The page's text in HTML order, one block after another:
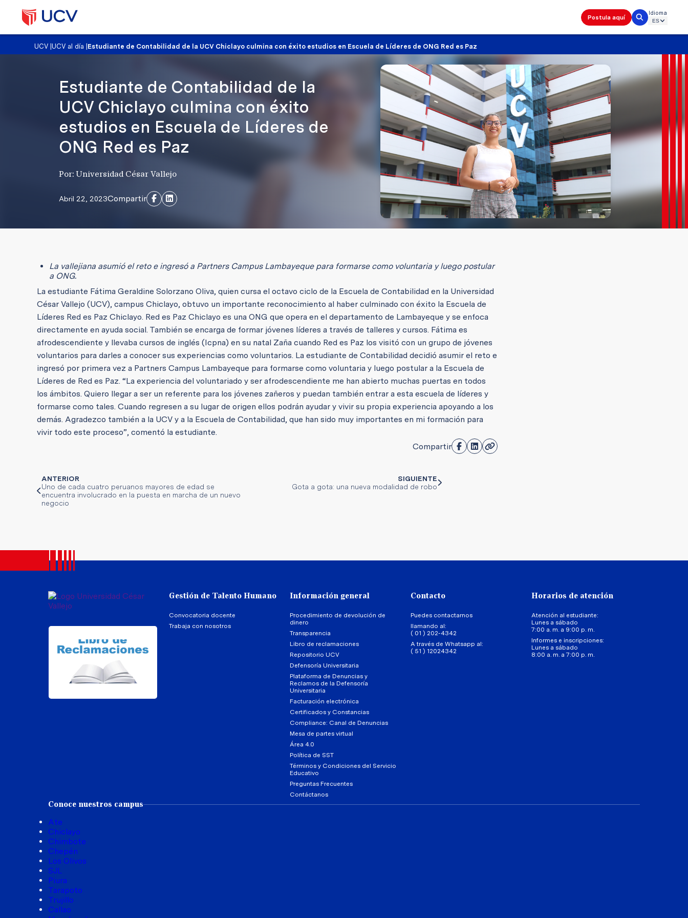
Postula aquí
Idioma
UCV |UCV al día Estudiante de Contabilidad de la UCV Chiclayo culmina con éxito estudios en Escuela de Líderes de ONG Red es Paz
Estudiante de Contabilidad de la
UCV Chiclayo culmina con éxito
estudios en Escuela de Líderes de
ONG Red es Paz
Por: Universidad César Vallejo
Abril 22, 2023Compartir
La vallejiana asumió el reto e ingresó a Partners Campus Lambayeque para formarse como voluntaria y luego postular
a ONG.
La estudiante Fátima Geraldine Solorzano Oliva, quien cursa el octavo ciclo de la Escuela de Contabilidad en la Universidad
César Vallejo (UCV), campus Chiclayo, obtuvo un importante reconocimiento al haber culminado con éxito la Escuela de
Líderes Red es Paz Chiclayo. Red es Paz Chiclayo es una ONG que opera en el departamento de Lambayeque y se enfoca
directamente en ayuda social. También se encarga de formar jóvenes líderes a través de talleres y cursos. Fátima es
afrodescendiente y llevaba cursos de inglés (Icpna) en su natal Zaña cuando Red es Paz los visitó con un grupo de jóvenes
voluntarios para darles a conocer sus experiencias como voluntarios. La estudiante de Contabilidad decidió asumir el reto e
ingresó por primera vez a Partners Campus Lambayeque para formarse como voluntaria y luego postular a la Escuela de
Líderes de Red es Paz. “La experiencia del voluntariado y ser afrodescendiente me han abierto muchas puertas en todos
los ámbitos. Quiero llegar a ser un referente para los jóvenes zañeros y puedan también entrar a esta escuela de líderes y
formarse como tales. Cuando regresen a su lugar de origen ellos podrán ayudar y vivir su propia experiencia apoyando a los
demás. Agradezco también a la UCV y a la Escuela de Contabilidad, que han sido muy importantes en mi formación para
vivir todo este proceso”, comentó la estudiante.
Compartir
ANTERIOR
Uno de cada cuatro peruanos mayores de edad se
encuentra involucrado en la puesta en marcha de un nuevo
negocio
SIGUIENTE
Gota a gota: una nueva modalidad de robo
Gestión de Talento Humano
Convocatoria docente
Trabaja con nosotros
Información general
Procedimiento de devolución de
dinero
Transparencia
Libro de reclamaciones
Repositorio UCV
Defensoría Universitaria
Plataforma de Denuncias y
Reclamos de la Defensoría
Universitaria
Facturación electrónica
Certificados y Constancias
Compliance: Canal de Denuncias
Mesa de partes virtual
Área 4.0
Política de SST
Términos y Condiciones del Servicio
Educativo
Preguntas Frecuentes
Contáctanos
Contacto
Puedes contactarnos
llamando al:
( 01 ) 202-4342
A través de Whatsapp al:
( 51 ) 12024342
Horarios de atención
Atención al estudiante:
Lunes a sábado
7:00 a. m. a 9:00 p. m.
Informes e inscripciones:
Lunes a sábado
8:00 a. m. a 7:00 p. m.
Conoce nuestros campus
Ate
Chiclayo
Chimbote
Chepén
Los Olivos
SJL
Piura
Tarapoto
Trujillo
Callao